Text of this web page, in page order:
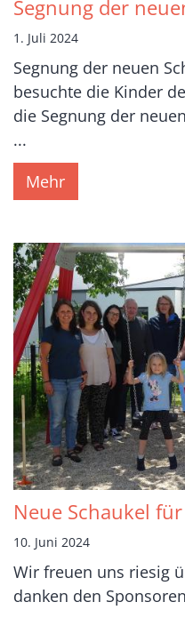
Segnung der
1. Juli 2024
Segnung der neuen
besuchte die Kinder
die Segnung der
...
Mehr
Neue Schaukel
10. Juni 2024
Wir freuen uns riesig
danken den